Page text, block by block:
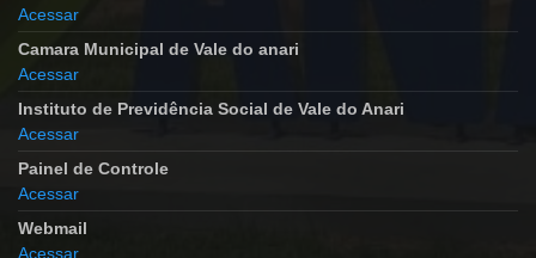
Acessar
Camara Municipal de Vale do anari
Acessar
Instituto de Previdência Social de Vale do Anari
Acessar
Painel de Controle
Acessar
Webmail
Acessar